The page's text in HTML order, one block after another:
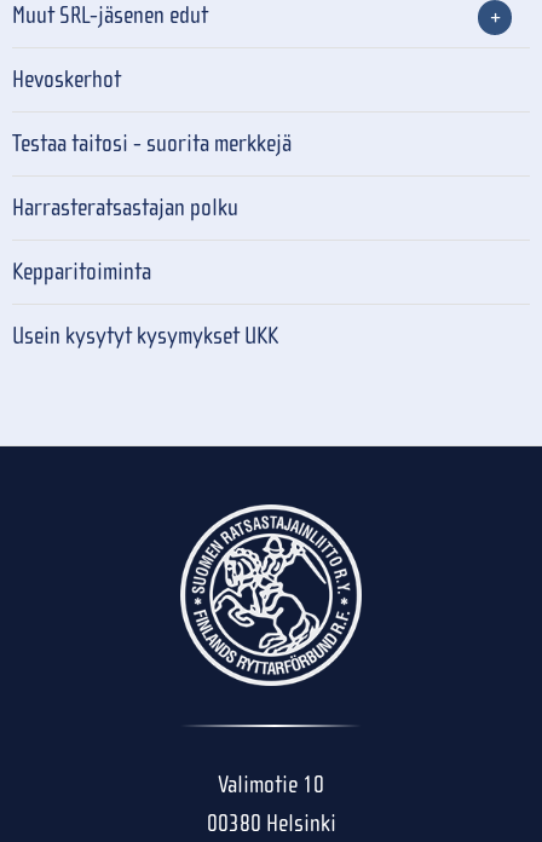
Muut SRL-jäsenen edut
Hevoskerhot
Testaa taitosi - suorita merkkejä
Harrasteratsastajan polku
Kepparitoiminta
Usein kysytyt kysymykset UKK
Valimotie 10
00380 Helsinki